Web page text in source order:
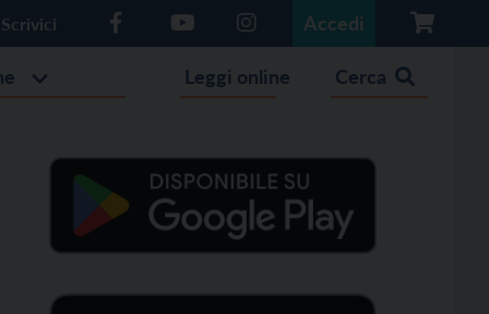
Scrivici Accedi
Leggi online Cerca